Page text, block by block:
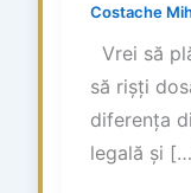
Costache
Vrei să
să rișți
diferența
legală și